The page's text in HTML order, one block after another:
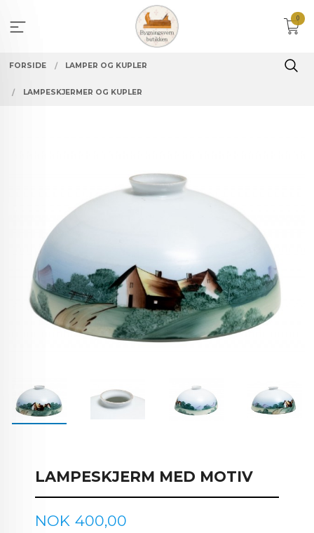
innholdet
0
FORSIDE LAMPER OG KUPLER
LAMPESKJERMER OG KUPLER
LAMPESKJERM MED MOTIV
Pris
NOK 400,00